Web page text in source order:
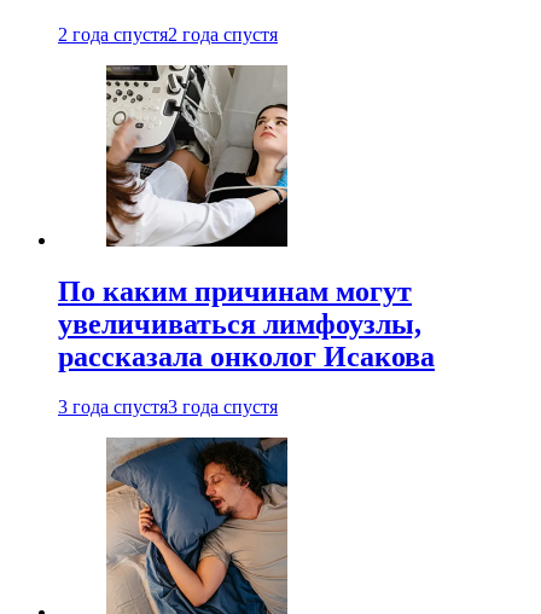
2 года спустя2 года спустя
По каким причинам могут
увеличиваться лимфоузлы,
рассказала онколог Исакова
3 года спустя3 года спустя